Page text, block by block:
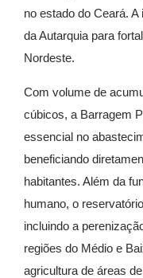
no estado do Ceará.
da Autarquia para
Nordeste.
Com volume de
cúbicos, a Barragem
essencial no
beneficiando
habitantes. Além da
humano, o
incluindo a
regiões do Médio e
agricultura de áreas